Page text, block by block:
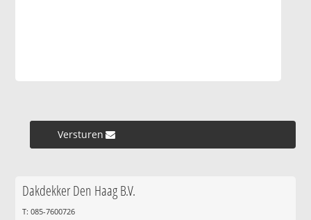
Versturen »
Dakdekker Den Haag B.V.
T: 085-7600726